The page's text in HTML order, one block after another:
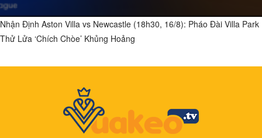
Nhận Định Aston Villa vs Newcastle (18h30, 16/8): Pháo Đài Villa Park
Thử Lửa ‘Chích Chòe’ Khủng Hoảng